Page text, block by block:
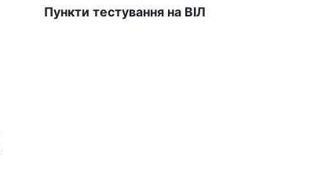
Пункти тестування на ВІЛ